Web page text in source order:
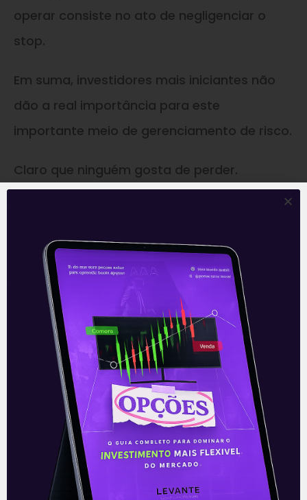
operar consiste no ato de negligenciar o
stop.
Em suma, investidores mais iniciantes não
dão a real importância para este
importante meio de gerenciamento de risco.
Claro que ninguém gosta de perder.
Entretanto, quando iniciam a operação e
definida pelo ponto de stop, ficam mais
confiantes em entrar na operação (seja ela
de compra ou de venda).
Contudo, muitos dos iniciantes caem em
uma “armadilha da mente”.
Isto é: tais investidores usam isto como um
artifício de segurança para iniciar o trade.
Porém, no momento em que o trade vai
contra aquilo que inicialmente era esperado